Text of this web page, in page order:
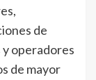
de
operadores
de mayor